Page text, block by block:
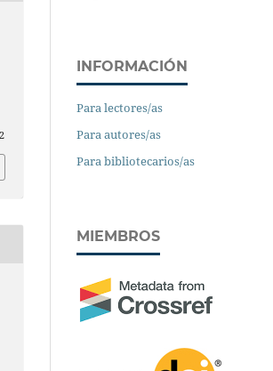
INFORMACIÓN
Para lectores/as
Para autores/as
Para bibliotecarios/as
MIEMBROS